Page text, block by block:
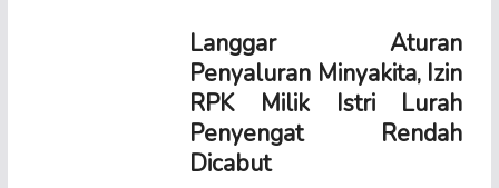
Langgar Aturan
Penyaluran Minyakita, Izin
RPK Milik Istri Lurah
Penyengat Rendah
Dicabut